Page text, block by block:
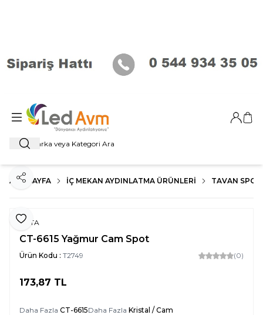
Ara
Giriş
ANA SAYFA İÇ MEKAN AYDINLATMA ÜRÜNLERI TAVAN SPOT
Favoriye Ekle
Paylaş
CATA
CT-6615 Yağmur Cam Spot
Ürün Kodu : T2749 (0)
173,87 TL
Daha Fazla CT-6615Daha Fazla Kristal / Cam